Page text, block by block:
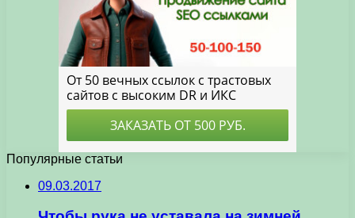
Популярные статьи
09.03.2017